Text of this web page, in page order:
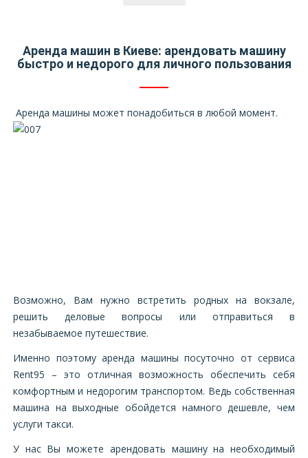
Аренда машин в Киеве: арендовать машину
быстро и недорого для личного пользования
Аренда машины может понадобиться в любой момент.
Возможно, Вам нужно встретить родных на вокзале,
решить деловые вопросы или отправиться в
незабываемое путешествие.
Именно поэтому аренда машины посуточно от сервиса
Rent95 – это отличная возможность обеспечить себя
комфортным и недорогим транспортом. Ведь собственная
машина на выходные обойдется намного дешевле, чем
услуги такси.
У нас Вы можете арендовать машину на необходимый